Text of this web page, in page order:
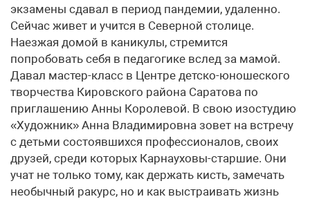
экзамены сдавал в период пандемии, удаленно.
Сейчас живет и учится в Северной столице.
Наезжая домой в каникулы, стремится
попробовать себя в педагогике вслед за мамой.
Давал мастер-класс в Центре детско-юношеского
творчества Кировского района Саратова по
приглашению Анны Королевой. В свою изостудию
«Художник» Анна Владимировна зовет на встречу
с детьми состоявшихся профессионалов, своих
друзей, среди которых Карнауховы-старшие. Они
учат не только тому, как держать кисть, замечать
необычный ракурс, но и как выстраивать жизнь